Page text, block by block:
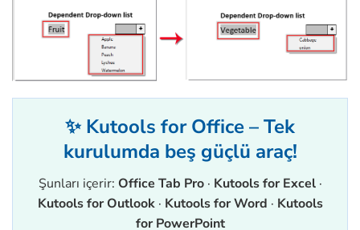
✨ Kutools for Office – Tek
kurulumda beş güçlü araç!
Şunları içerir: Office Tab Pro· Kutools for Excel·
Kutools for Outlook· Kutools for Word · Kutools
for PowerPoint